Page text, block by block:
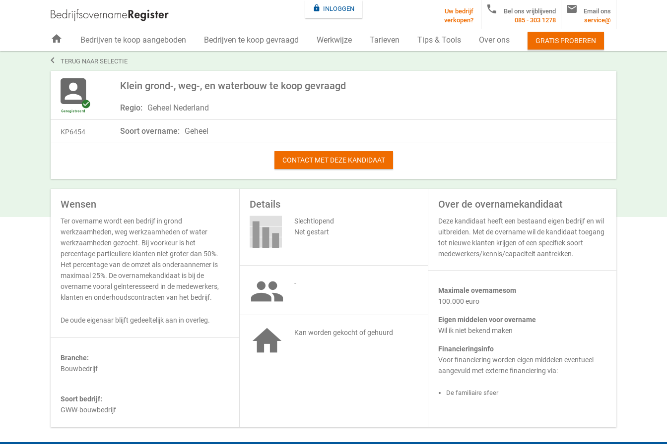
 TERUG NAAR SELECTIE
Klein grond-, weg-, en waterbouw te koop gevraagd
Regio: Geheel Nederland
KP6454 Soort overname: Geheel
CONTACT MET DEZE KANDIDAAT
Wensen
Ter overname wordt een bedrijf in grond
werkzaamheden, weg werkzaamheden of water
werkzaamheden gezocht. Bij voorkeur is het
percentage particuliere klanten niet groter dan 50%.
Het percentage van de omzet als onderaannemer is
maximaal 25%. De overnamekandidaat is bij de
overname vooral geïnteresseerd in de medewerkers,
klanten en onderhoudscontracten van het bedrijf.
De oude eigenaar blijft gedeeltelijk aan in overleg.
Branche:
Bouwbedrijf
Soort bedrijf:
GWW-bouwbedrijf
Details
Slechtlopend
Net gestart
 -
 Kan worden gekocht of gehuurd
Over de overnamekandidaat
Deze kandidaat heeft een bestaand eigen bedrijf en wil
uitbreiden. Met de overname wil de kandidaat toegang
tot nieuwe klanten krijgen of een specifiek soort
medewerkers/kennis/capaciteit aantrekken.
Maximale overnamesom
100.000 euro
Eigen middelen voor overname
Wil ik niet bekend maken
Financieringsinfo
Voor financiering worden eigen middelen eventueel
aangevuld met externe financiering via:
De familiaire sfeer
 INLOGGEN
Uw bedrijf
verkopen?

Bel ons vrijblijvend
085 - 303 1278

Email ons
service@
home Bedrijven te koop aangeboden Bedrijven te koop gevraagd Werkwijze Tarieven Tips & Tools Over ons GRATIS PROBEREN